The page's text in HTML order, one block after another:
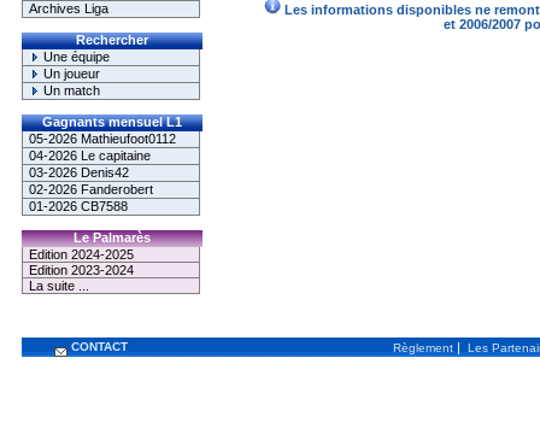
Archives Liga
Rechercher
Une équipe
Un joueur
Un match
Gagnants mensuel L1
05-2026 Mathieufoot0112
04-2026 Le capitaine
03-2026 Denis42
02-2026 Fanderobert
01-2026 CB7588
Le Palmarès
Edition 2024-2025
Edition 2023-2024
La suite ...
Les informations disponibles ne
et 2006/2007
CONTACT Règlement | Les